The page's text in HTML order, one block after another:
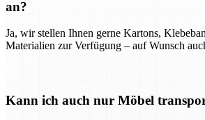
an?
Ja, wir stellen Ihnen gerne Kartons,
Materialien zur Verfügung – auf Wunsch
Kann ich auch nur Möbel